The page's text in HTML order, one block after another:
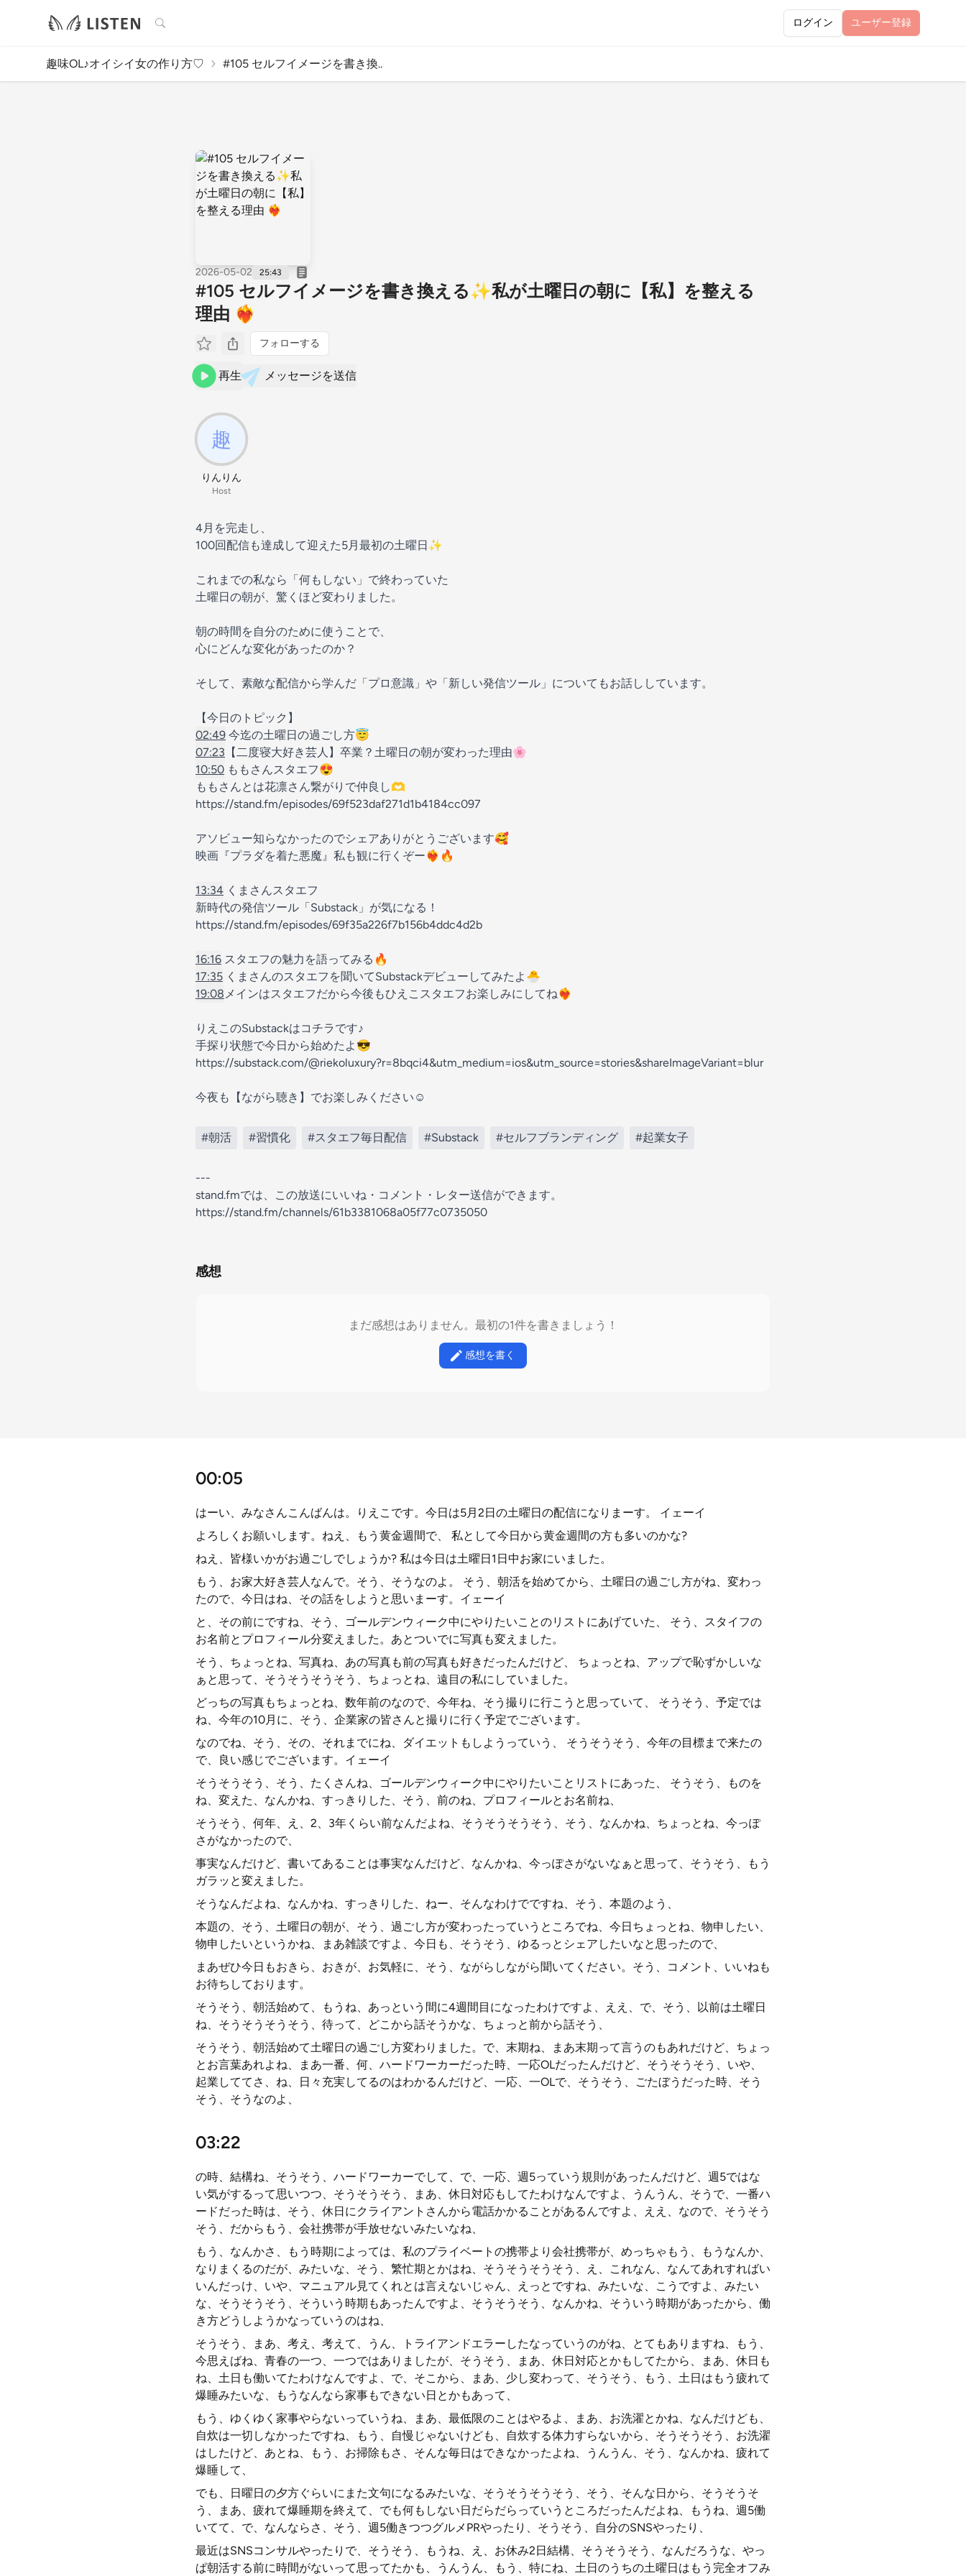
検索 ログイン ユーザー登録
趣味OL♪オイシイ女の作り方♡ #105 セルフイメージを書き換..
2026-05-02 25:43
#105 セルフイメージを書き換える✨私が土曜日の朝に【私】を整える
理由 ❤️‍🔥
フォローする
再生 メッセージを送信
りんりん
Host
4月を完走し、
100回配信も達成して迎えた5月最初の土曜日✨
これまでの私なら「何もしない」で終わっていた
土曜日の朝が、驚くほど変わりました。
朝の時間を自分のために使うことで、
心にどんな変化があったのか？
そして、素敵な配信から学んだ「プロ意識」や「新しい発信ツール」についてもお話ししています。
【今日のトピック】
02:49 今迄の土曜日の過ごし方😇
07:23 【二度寝大好き芸人】卒業？土曜日の朝が変わった理由🌸
10:50 ももさんスタエフ😍
ももさんとは花凛さん繋がりで仲良し🫶
https://stand.fm/episodes/69f523daf271d1b4184cc097
アソビュー知らなかったのでシェアありがとうございます🥰
映画『プラダを着た悪魔』私も観に行くぞー❤️‍🔥🔥
13:34 くまさんスタエフ
新時代の発信ツール「Substack」が気になる！
https://stand.fm/episodes/69f35a226f7b156b4ddc4d2b
16:16 スタエフの魅力を語ってみる🔥
17:35 くまさんのスタエフを聞いてSubstackデビューしてみたよ🐣
19:08メインはスタエフだから今後もひえこスタエフお楽しみにしてね❤️‍🔥
りえこのSubstackはコチラです♪
手探り状態で今日から始めたよ😎
https://substack.com/@riekoluxury?r=8bqci4&utm_medium=ios&utm_source=stories&shareImageVariant=blur
今夜も【ながら聴き】でお楽しみください☺️
#朝活 #習慣化 #スタエフ毎日配信 #Substack #セルフブランディング #起業女子
---
stand.fmでは、この放送にいいね・コメント・レター送信ができます。
https://stand.fm/channels/61b3381068a05f77c0735050
感想
まだ感想はありません。最初の1件を書きましょう！
感想を書く
00:05
はーい、みなさんこんばんは。りえこです。今日は5月2日の土曜日の配信になりまーす。 イェーイ
よろしくお願いします。ねえ、もう黄金週間で、 私として今日から黄金週間の方も多いのかな?
ねえ、皆様いかがお過ごしでしょうか? 私は今日は土曜日1日中お家にいました。
もう、お家大好き芸人なんで。そう、そうなのよ。 そう、朝活を始めてから、土曜日の過ごし方がね、変わっ
たので、今日はね、その話をしようと思いまーす。イェーイ
と、その前にですね、そう、ゴールデンウィーク中にやりたいことのリストにあげていた、 そう、スタイフの
お名前とプロフィール分変えました。あとついでに写真も変えました。
そう、ちょっとね、写真ね、あの写真も前の写真も好きだったんだけど、 ちょっとね、アップで恥ずかしいな
ぁと思って、そうそうそうそう、ちょっとね、遠目の私にしていました。
どっちの写真もちょっとね、数年前のなので、今年ね、そう撮りに行こうと思っていて、 そうそう、予定では
ね、今年の10月に、そう、企業家の皆さんと撮りに行く予定でございます。
なのでね、そう、その、それまでにね、ダイエットもしようっていう、 そうそうそう、今年の目標まで来たの
で、良い感じでございます。イェーイ
そうそうそう、そう、たくさんね、ゴールデンウィーク中にやりたいことリストにあった、 そうそう、ものを
ね、変えた、なんかね、すっきりした、そう、前のね、プロフィールとお名前ね、
そうそう、何年、え、2、3年くらい前なんだよね、そうそうそうそう、そう、なんかね、ちょっとね、今っぽ
さがなかったので、
事実なんだけど、書いてあることは事実なんだけど、なんかね、今っぽさがないなぁと思って、そうそう、もう
ガラッと変えました。
そうなんだよね、なんかね、すっきりした、ねー、そんなわけでですね、そう、本題のよう、
本題の、そう、土曜日の朝が、そう、過ごし方が変わったっていうところでね、今日ちょっとね、物申したい、
物申したいというかね、まあ雑談ですよ、今日も、そうそう、ゆるっとシェアしたいなと思ったので、
まあぜひ今日もおきら、おきが、お気軽に、そう、ながらしながら聞いてください。そう、コメント、いいねも
お待ちしております。
そうそう、朝活始めて、もうね、あっという間に4週間目になったわけですよ、ええ、で、そう、以前は土曜日
ね、そうそうそうそう、待って、どこから話そうかな、ちょっと前から話そう、
そうそう、朝活始めて土曜日の過ごし方変わりました。で、末期ね、まあ末期って言うのもあれだけど、ちょっ
とお言葉あれよね、まあ一番、何、ハードワーカーだった時、一応OLだったんだけど、そうそうそう、いや、
起業しててさ、ね、日々充実してるのはわかるんだけど、一応、一OLで、そうそう、ごたぼうだった時、そう
そう、そうなのよ、
03:22
の時、結構ね、そうそう、ハードワーカーでして、で、一応、週5っていう規則があったんだけど、週5ではな
い気がするって思いつつ、そうそうそう、まあ、休日対応もしてたわけなんですよ、うんうん、そうで、一番ハ
ードだった時は、そう、休日にクライアントさんから電話かかることがあるんですよ、ええ、なので、そうそう
そう、だからもう、会社携帯が手放せないみたいなね、
もう、なんかさ、もう時期によっては、私のプライベートの携帯より会社携帯が、めっちゃもう、もうなんか、
なりまくるのだが、みたいな、そう、繁忙期とかはね、そうそうそうそう、え、これなん、なんてあれすればい
いんだっけ、いや、マニュアル見てくれとは言えないじゃん、えっとですね、みたいな、こうですよ、みたい
な、そうそうそう、そういう時期もあったんですよ、そうそうそう、なんかね、そういう時期があったから、働
き方どうしようかなっていうのはね、
そうそう、まあ、考え、考えて、うん、トライアンドエラーしたなっていうのがね、とてもありますね、もう、
今思えばね、青春の一つ、一つではありましたが、そうそう、まあ、休日対応とかもしてたから、まあ、休日も
ね、土日も働いてたわけなんですよ、で、そこから、まあ、少し変わって、そうそう、もう、土日はもう疲れて
爆睡みたいな、もうなんなら家事もできない日とかもあって、
もう、ゆくゆく家事やらないっていうね、まあ、最低限のことはやるよ、まあ、お洗濯とかね、なんだけども、
自炊は一切しなかったですね、もう、自慢じゃないけども、自炊する体力すらないから、そうそうそう、お洗濯
はしたけど、あとね、もう、お掃除もさ、そんな毎日はできなかったよね、うんうん、そう、なんかね、疲れて
爆睡して、
でも、日曜日の夕方ぐらいにまた文句になるみたいな、そうそうそうそう、そう、そんな日から、そうそうそ
う、まあ、疲れて爆睡期を終えて、でも何もしない日だらだらっていうところだったんだよね、もうね、週5働
いてて、で、なんならさ、そう、週5働きつつグルメPRやったり、そうそう、自分のSNSやったり、
最近はSNSコンサルやったりで、そうそう、もうね、え、お休み2日結構、そうそうそう、なんだろうな、やっ
ぱ朝活する前に時間がないって思ってたかも、うんうん、もう、特にね、土日のうちの土曜日はもう完全オフみ